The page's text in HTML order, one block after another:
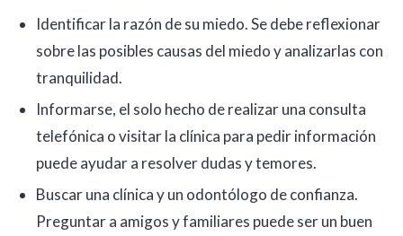
Identificar la razón de su miedo. Se debe reflexionar
sobre las posibles causas del miedo y analizarlas con
tranquilidad.
Informarse, el solo hecho de realizar una consulta
telefónica o visitar la clínica para pedir información
puede ayudar a resolver dudas y temores.
Buscar una clínica y un odontólogo de confianza.
Preguntar a amigos y familiares puede ser un buen